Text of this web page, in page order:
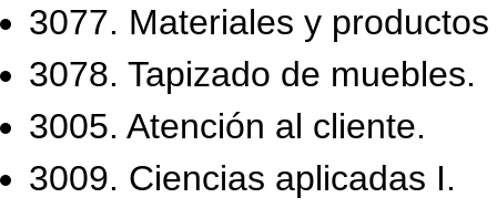
3077. Materiales y
3078. Tapizado de muebles.
3005. Atención al cliente.
3009. Ciencias aplicadas I.